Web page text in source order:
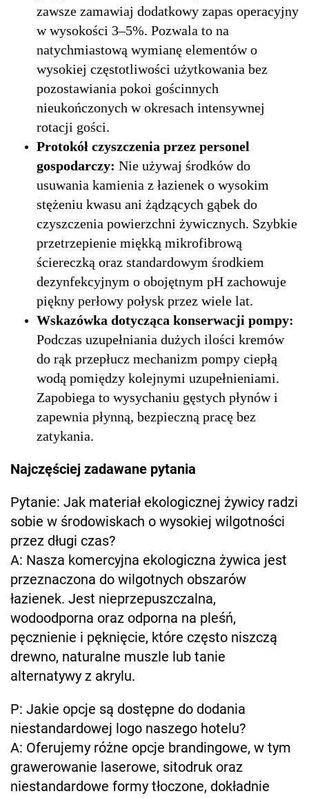
zawsze zamawiaj dodatkowy zapas operacyjny
w wysokości 3–5%. Pozwala to na
natychmiastową wymianę elementów o
wysokiej częstotliwości użytkowania bez
pozostawiania pokoi gościnnych
nieukończonych w okresach intensywnej
rotacji gości.
Protokół czyszczenia przez personel
gospodarczy: Nie używaj środków do
usuwania kamienia z łazienek o wysokim
stężeniu kwasu ani żądzących gąbek do
czyszczenia powierzchni żywicznych. Szybkie
przetrzepienie miękką mikrofibrową
ściereczką oraz standardowym środkiem
dezynfekcyjnym o obojętnym pH zachowuje
piękny perłowy połysk przez wiele lat.
Wskazówka dotycząca konserwacji pompy:
Podczas uzupełniania dużych ilości kremów
do rąk przepłucz mechanizm pompy ciepłą
wodą pomiędzy kolejnymi uzupełnieniami.
Zapobiega to wysychaniu gęstych płynów i
zapewnia płynną, bezpieczną pracę bez
zatykania.
Najczęściej zadawane pytania
Pytanie: Jak materiał ekologicznej żywicy radzi
sobie w środowiskach o wysokiej wilgotności
przez długi czas?
A: Nasza komercyjna ekologiczna żywica jest
przeznaczona do wilgotnych obszarów
łazienek. Jest nieprzepuszczalna,
wodoodporna oraz odporna na pleśń,
pęcznienie i pęknięcie, które często niszczą
drewno, naturalne muszle lub tanie
alternatywy z akrylu.
P: Jakie opcje są dostępne do dodania
niestandardowej logo naszego hotelu?
A: Oferujemy różne opcje brandingowe, w tym
grawerowanie laserowe, sitodruk oraz
niestandardowe formy tłoczone, dokładnie